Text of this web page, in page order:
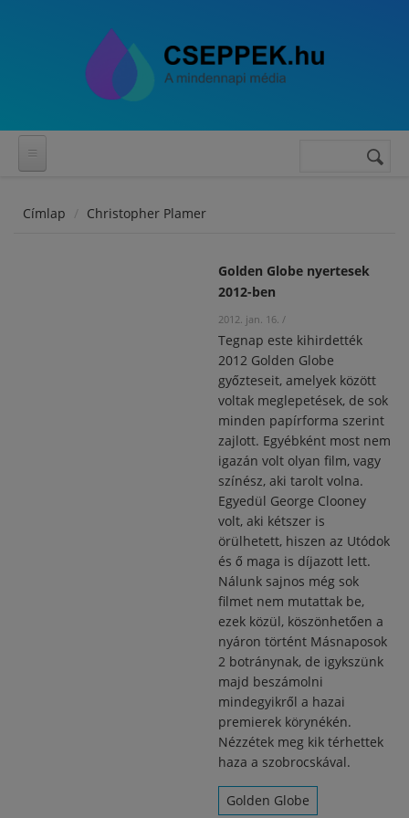
Keresés
Címlap Christopher Plamer
Golden Globe nyertesek
2012-ben
2012. jan. 16. /
Tegnap este kihirdették
2012 Golden Globe
győzteseit, amelyek között
voltak meglepetések, de sok
minden papírforma szerint
zajlott. Egyébként most nem
igazán volt olyan film, vagy
színész, aki tarolt volna.
Egyedül George Clooney
volt, aki kétszer is
örülhetett, hiszen az Utódok
és ő maga is díjazott lett.
Nálunk sajnos még sok
filmet nem mutattak be,
ezek közül, köszönhetően a
nyáron történt Másnaposok
2 botránynak, de igykszünk
majd beszámolni
mindegyikről a hazai
premierek körynékén.
Nézzétek meg kik térhettek
haza a szobrocskával.
Golden Globe